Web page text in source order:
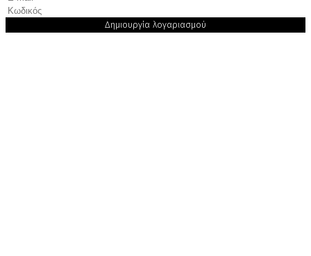
Δημιουργία λογαριασμού